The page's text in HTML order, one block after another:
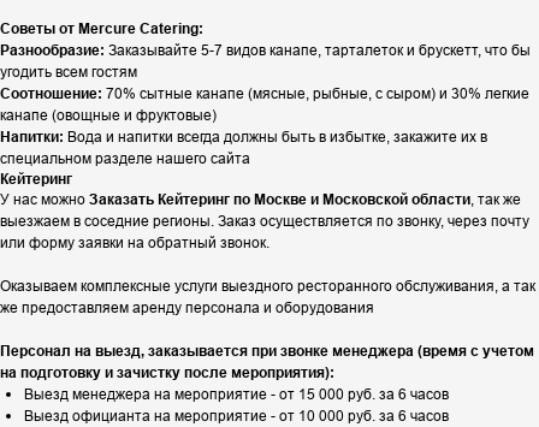
Советы от Mercure Catering:
Разнообразие: Заказывайте 5-7 видов канапе, тарталеток и брускетт, что бы
угодить всем гостям
Соотношение: 70% сытные канапе (мясные, рыбные, с сыром) и 30% легкие
канапе (овощные и фруктовые)
Напитки: Вода и напитки всегда должны быть в избытке, закажите их в
специальном разделе нашего сайта
Кейтеринг
У нас можно Заказать Кейтеринг по Москве и Московской области, так же
выезжаем в соседние регионы. Заказ осуществляется по звонку, через почту
или форму заявки на обратный звонок.
Оказываем комплексные услуги выездного ресторанного обслуживания, а так
же предоставляем аренду персонала и оборудования
Персонал на выезд, заказывается при звонке менеджера (время с учетом
на подготовку и зачистку после мероприятия):
Выезд менеджера на мероприятие - от 15 000 руб. за 6 часов
Выезд официанта на мероприятие - от 10 000 руб. за 6 часов